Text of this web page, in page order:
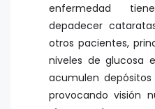
enfermedad
depadecer
otros pacientes,
niveles de glucosa
acumulen
provocando visión